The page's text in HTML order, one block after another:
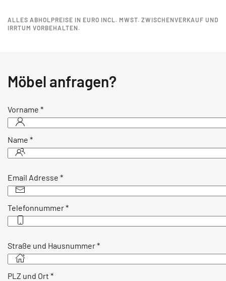
ALLES ABHOLPREISE IN EURO INCL. MWST. ZWISCHENVERKAUF UND
IRRTUM VORBEHALTEN.
Möbel anfragen?
Vorname *
Name *
Email Adresse *
Telefonnummer*
Straße und Hausnummer*
PLZ und Ort *